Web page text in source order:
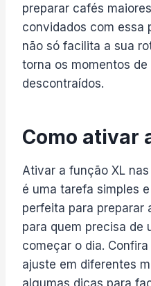
preparar cafés
convidados com essa
não só facilita a sua
torna os momentos
descontraídos.
Como ativar
Ativar a função XL
é uma tarefa simples
perfeita para preparar
para quem precisa de
começar o dia.
ajuste em diferentes
algumas dicas para